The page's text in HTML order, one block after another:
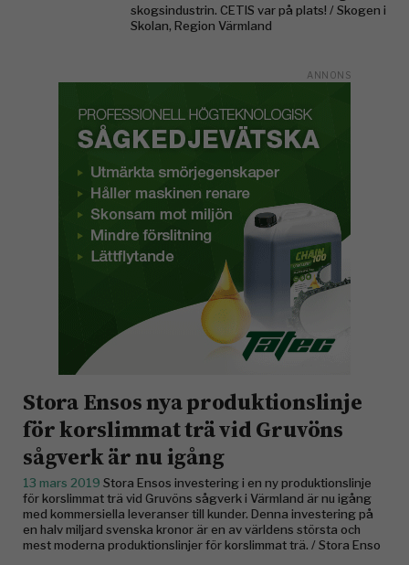
skogsindustrin. CETIS var på plats! / Skogen i
Skolan, Region Värmland
Stora Ensos nya produktionslinje
för korslimmat trä vid Gruvöns
sågverk är nu igång
13 mars 2019 Stora Ensos investering i en ny produktionslinje
för korslimmat trä vid Gruvöns sågverk i Värmland är nu igång
med kommersiella leveranser till kunder. Denna investering på
en halv miljard svenska kronor är en av världens största och
mest moderna produktionslinjer för korslimmat trä. / Stora Enso